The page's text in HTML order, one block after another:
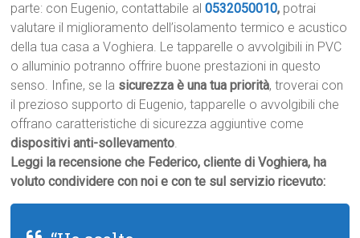
parte: con Eugenio, contattabile al0532050010, potrai
valutare il miglioramento dell’isolamento termico e acustico
della tua casa a Voghiera. Le tapparelle o avvolgibili in PVC
o alluminio potranno offrire buone prestazioni in questo
senso. Infine, se la sicurezza è una tua priorità, troverai con
il prezioso supporto di Eugenio, tapparelle o avvolgibili che
offrano caratteristiche di sicurezza aggiuntive come
dispositivi anti-sollevamento.
Leggi la recensione che Federico, cliente di Voghiera, ha
voluto condividere con noi e con te sul servizio ricevuto: